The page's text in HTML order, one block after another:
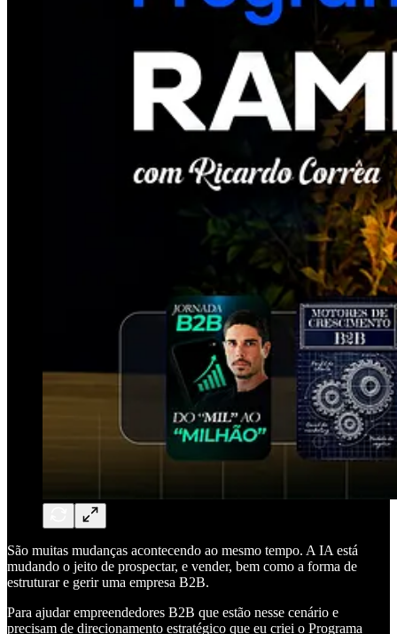
São muitas mudanças acontecendo ao mesmo tempo. A IA está
mudando o jeito de prospectar, e vender, bem como a forma de
estruturar e gerir uma empresa B2B.
Para ajudar empreendedores B2B que estão nesse cenário e
precisam de direcionamento estratégico que eu criei o Programa